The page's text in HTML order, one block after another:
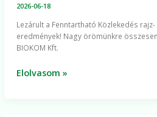
2026-06-18
Lezárult a Fenntartható Közlekedés
eredmények! Nagy örömünkre
BIOKOM Kft.
Elolvasom »